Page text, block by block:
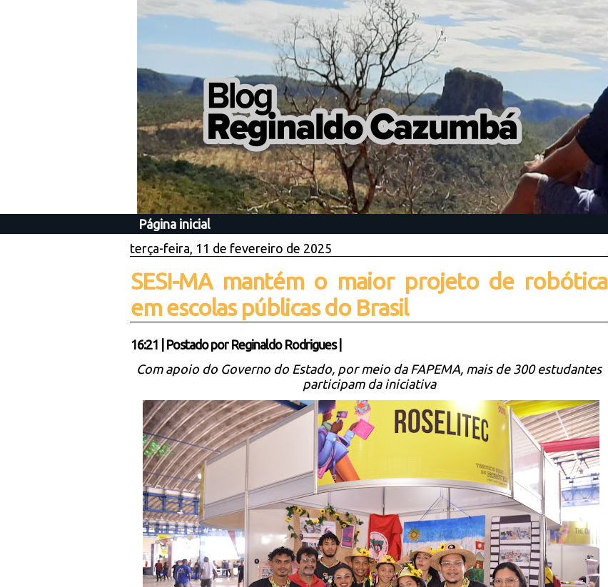
Página inicial
terça-feira, 11 de fevereiro de 2025
SESI-MA mantém o maior projeto de robótica
em escolas públicas do Brasil
16:21 Postado por Reginaldo Rodrigues
Com apoio do Governo do Estado, por meio da FAPEMA, mais de 300 estudantes
participam da iniciativa